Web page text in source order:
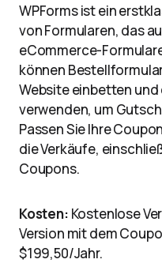
WPForms ist ein
von Formularen, das
eCommerce-
können
Website einbetten
verwenden, um
Passen Sie Ihre
die Verkäufe,
Coupons.
Kosten: Kostenlose
Version mit dem
$199,50/Jahr.